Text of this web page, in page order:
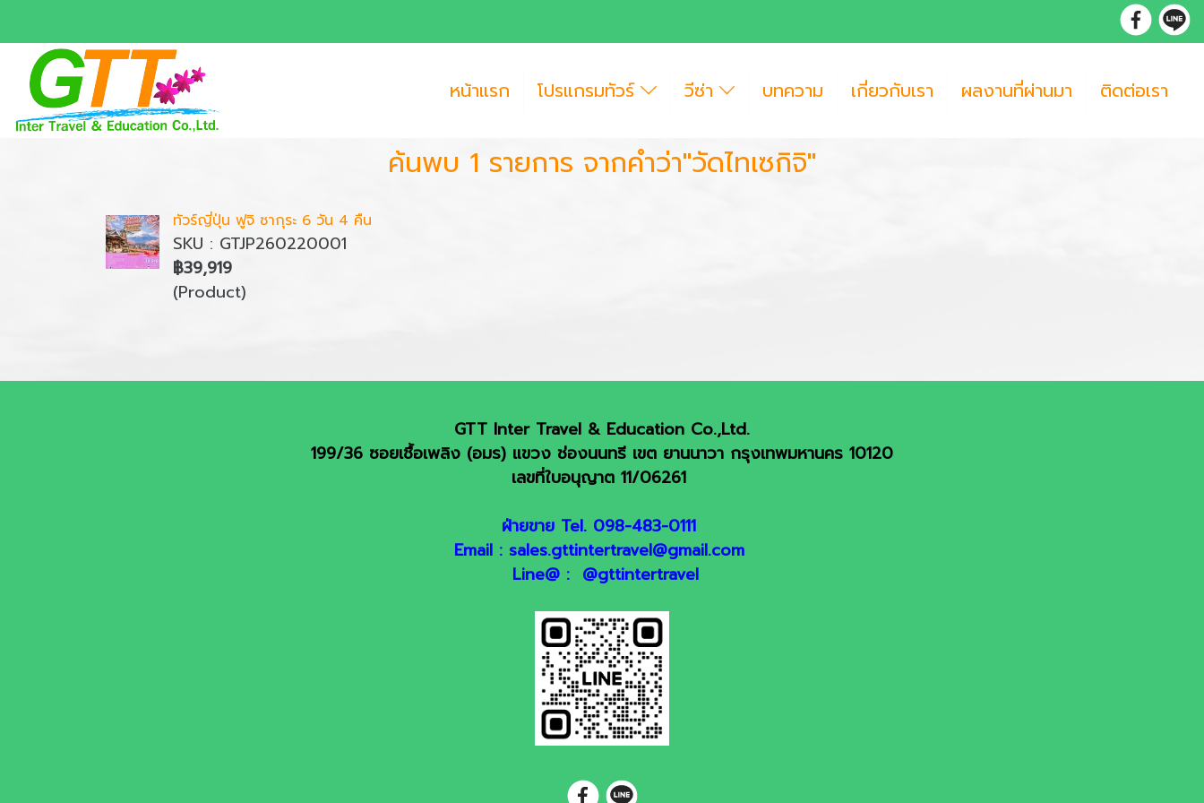
หน้าแรก โปรแกรมทัวร์ วีซ่า บทความ เกี่ยวกับเรา ผลงานที่ผ่านมา ติดต่อเรา
ค้นพบ 1 รายการ จากคำว่า"วัดไทเซกิจิ"
ทัวร์ญี่ปุ่น ฟูจิ ซากุระ 6 วัน 4 คืน
SKU : GTJP260220001
฿39,919
(Product)
GTT Inter Travel & Education Co.,Ltd.
199/36 ซอยเชื้อเพลิง (อมร) แขวง ช่องนนทรี เขต ยานนาวา กรุงเทพมหานคร 10120
เลขที่ใบอนุญาต 11/06261
ฝ่ายขาย Tel. 098-483-0111
Email : sales.gttintertravel@gmail.com
Line@ : @gttintertravel